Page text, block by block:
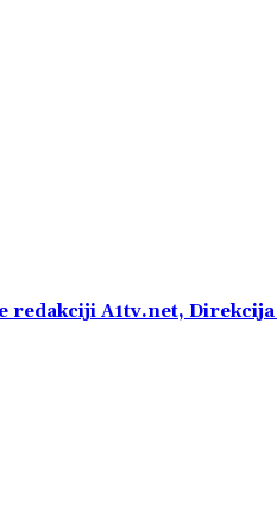
redakciji A1tv.net,